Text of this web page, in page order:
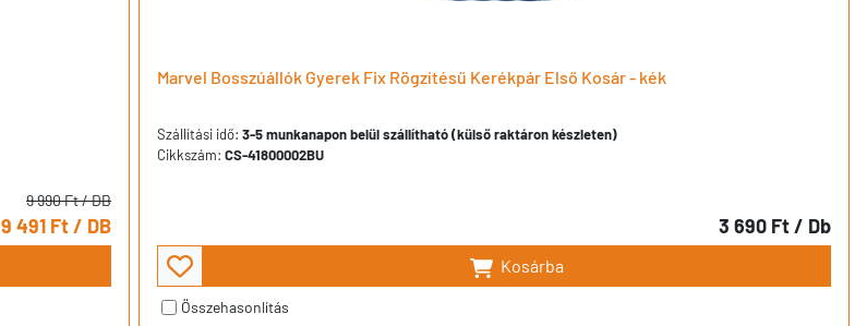
9 990 Ft/ DB
9 491 Ft/ DB
Marvel Bosszúállók Gyerek Fix Rögzítésű Kerékpár Első Kosár - kék
Szállítási idő: 3-5 munkanapon belül szállítható (külső raktáron készleten)
Cikkszám: CS-41800002BU
3 690 Ft/ Db
Kosárba
Összehasonlítás